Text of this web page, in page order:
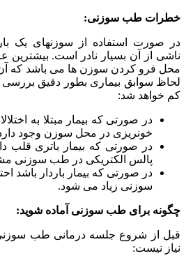
خطرات طب سوزنی:
در صورت استفاده از سوزن­های یک
ناشی از آن بسیار نادر است. بیشترین
محل فرو کردن سوزن­ ها می ­باشد که آن
لحاظ سوابق بیماری بطور دقیق
کم خواهد شد:
در صورتی که بیمار مبتلا به
خونریزی در محل سوزن وجود
در صورتی که بیمار باتری قلب
پالس الکتریکی در طب سوزنی
در صورتی که بیمار باردار باشد
سوزنی زیاد می ­شود.
چگونه برای طب سوزنی آماده شوید:
قبل از شروع جلسه درمانی طب
نیاز نیست: